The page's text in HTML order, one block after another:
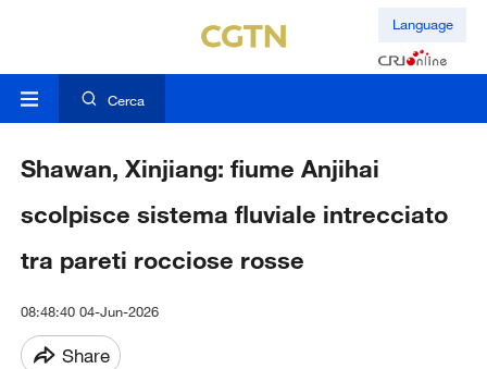
Language
Cerca
Shawan, Xinjiang: fiume Anjihai
scolpisce sistema fluviale intrecciato
tra pareti rocciose rosse
08:48:40 04-Jun-2026
Share